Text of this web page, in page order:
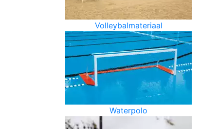
Volleybalmateriaal
Waterpolo